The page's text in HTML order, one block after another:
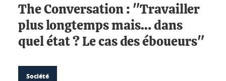
The Conversation : "Travailler
plus longtemps mais… dans
quel état ? Le cas des éboueurs"
Société